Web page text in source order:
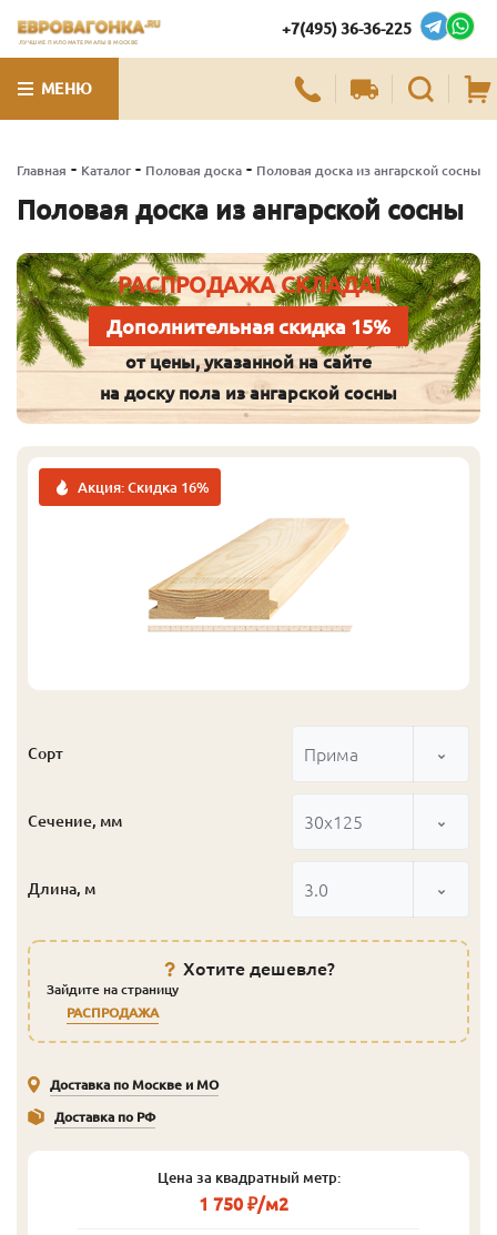
ЛУЧШИЕ ПИЛОМАТЕРИАЛЫ В МОСКВЕ
+7(495) 36-36-225
МЕНЮ
Главная - Каталог - Половая доска - Половая доска из ангарской сосны
Половая доска из ангарской сосны
РАСПРОДАЖА СКЛАДА!
Дополнительная скидка 15%
от цены, указанной на сайте
на доску пола из ангарской сосны
Акция: Скидка 16%
Сорт Прима
Сечение, мм 30x125
Длина, м 3.0
Хотите дешевле?
Зайдите на страницу
РАСПРОДАЖА
Доставка по Москве и МО
Доставка по РФ
Цена за квадратный метр:
1 750 ₽/м2